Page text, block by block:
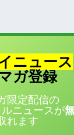
ニュース
ガ登録
限定配信の
ニュースが
れます